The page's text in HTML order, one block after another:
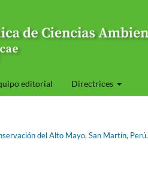
editorial Directrices
del Alto Mayo, San Martín, Perú.